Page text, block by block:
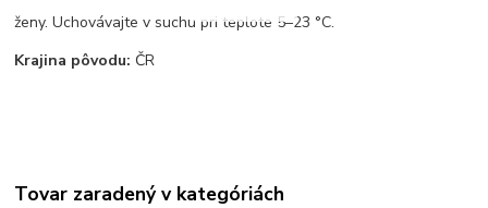
ženy. Uchovávajte v suchu pri teplote 5–23 °C.
Krajina pôvodu: ČR
Tovar zaradený v kategóriách